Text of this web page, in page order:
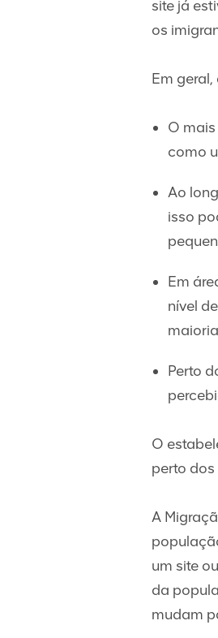
site já
os
Em
O
como
Ao
isso
Em
nível
Perto
O
perto
A
um site
da
mudam